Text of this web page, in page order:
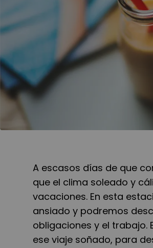
A escasos días de que
que el clima soleado y
vacaciones. En esta
ansiado y podremos
obligaciones y el trabajo.
ese viaje soñado, para